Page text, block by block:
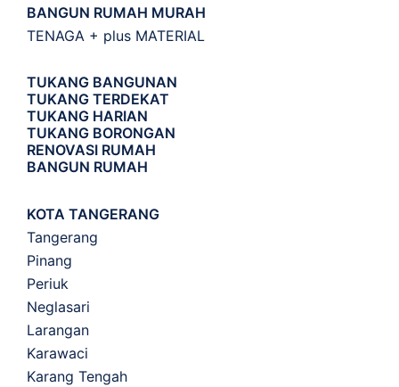
BANGUN RUMAH MURAH
TENAGA + plus MATERIAL
TUKANG BANGUNAN
TUKANG TERDEKAT
TUKANG HARIAN
TUKANG BORONGAN
RENOVASI RUMAH
BANGUN RUMAH
KOTA TANGERANG
Tangerang
Pinang
Periuk
Neglasari
Larangan
Karawaci
Karang Tengah